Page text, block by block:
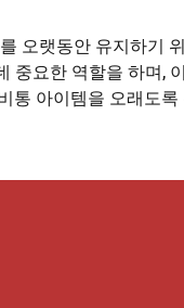
오랫동안 유지하기
요한 역할을 하며,
통 아이템을 오래도록